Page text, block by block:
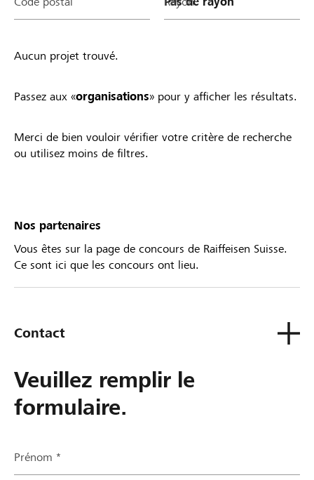
Aucun projet trouvé.
Passez aux «organisations» pour y afficher les résultats.
Merci de bien vouloir vérifier votre critère de recherche
ou utilisez moins de filtres.
Nos partenaires
Vous êtes sur la page de concours de Raiffeisen Suisse.
Ce sont ici que les concours ont lieu.
Contact
Veuillez remplir le
formulaire.
Prénom *